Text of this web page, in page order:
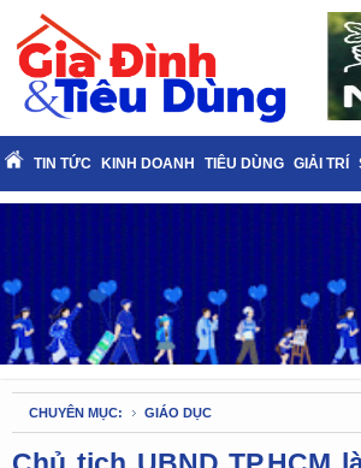
TIN TỨC KINH DOANH TIÊU DÙNG GIẢI TRÍ
CHUYÊN MỤC: GIÁO DỤC